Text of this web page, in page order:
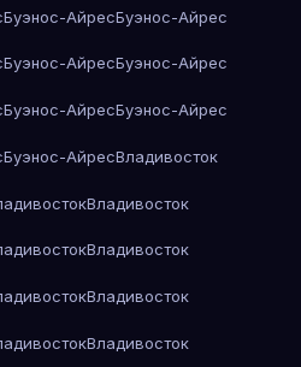
Буэнос-АйресБуэнос-Айрес
Буэнос-АйресБуэнос-Айрес
Буэнос-АйресБуэнос-Айрес
Буэнос-АйресВладивосток
Владивосток
Владивосток
Владивосток
Владивосток